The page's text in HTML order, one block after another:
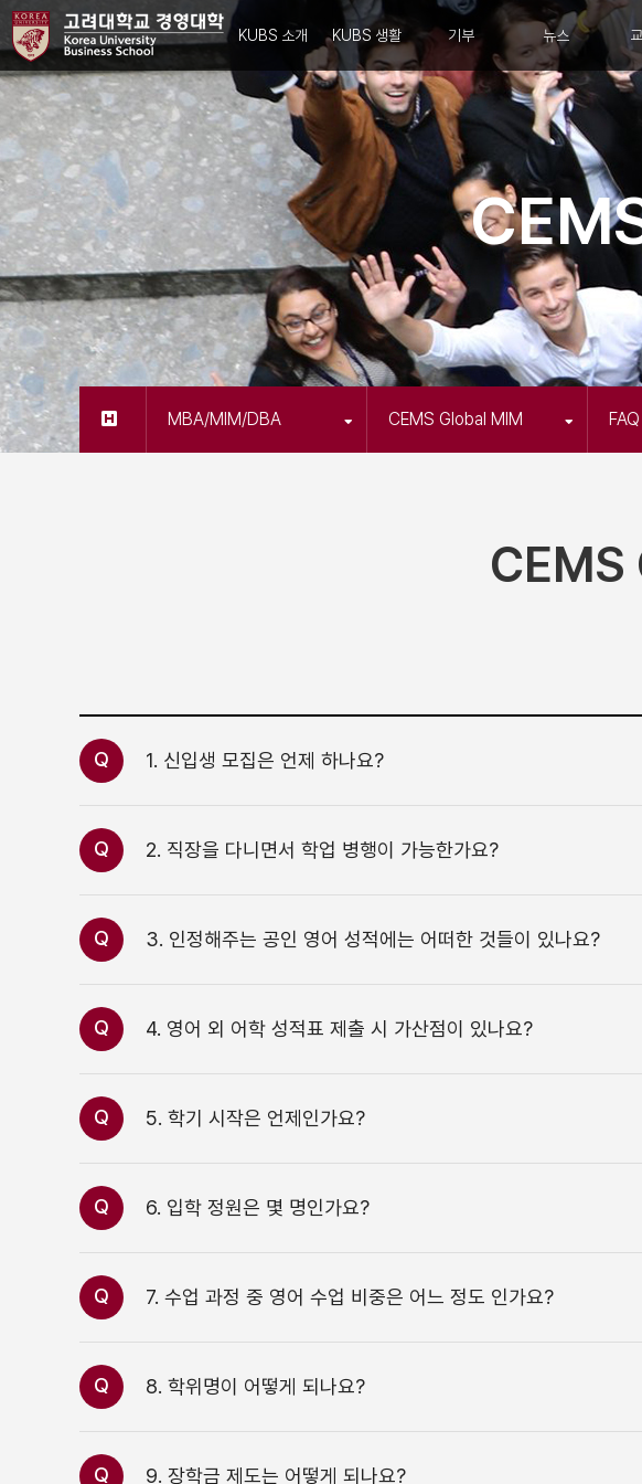
KUBS 소개 KUBS 생활 기부 뉴스
MBA/MIM/DBA CEMS Global MIM FAQ
CEMS
Q 1. 신입생 모집은 언제 하나요?
Q 2. 직장을 다니면서 학업 병행이 가능한가요?
Q 3. 인정해주는 공인 영어 성적에는 어떠한 것들이 있나요?
Q 4. 영어 외 어학 성적표 제출 시 가산점이 있나요?
Q 5. 학기 시작은 언제인가요?
Q 6. 입학 정원은 몇 명인가요?
Q 7. 수업 과정 중 영어 수업 비중은 어느 정도 인가요?
Q 8. 학위명이 어떻게 되나요?
Q 9. 장학금 제도는 어떻게 되나요?